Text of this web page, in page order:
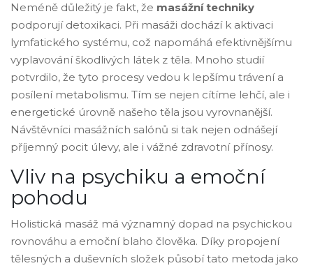
Neméně důležitý je fakt, že masážní techniky
podporují detoxikaci. Při masáži dochází k aktivaci
lymfatického systému, což napomáhá efektivnějšímu
vyplavování škodlivých látek z těla. Mnoho studií
potvrdilo, že tyto procesy vedou k lepšímu trávení a
posílení metabolismu. Tím se nejen cítíme lehčí, ale i
energetické úrovně našeho těla jsou vyrovnanější.
Návštěvníci masážních salónů si tak nejen odnášejí
příjemný pocit úlevy, ale i vážné zdravotní přínosy.
Vliv na psychiku a emoční
pohodu
Holistická masáž má významný dopad na psychickou
rovnováhu a emoční blaho člověka. Díky propojení
tělesných a duševních složek působí tato metoda jako